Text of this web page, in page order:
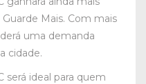
Mais. Com mais
uma demanda
cidade.
será ideal para quem